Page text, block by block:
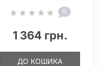
0
1 364 грн.
ДО КОШИКА